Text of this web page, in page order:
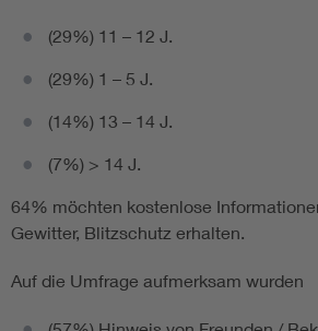
(29%) 11 – 12 J.
(29%) 1 – 5 J.
(14%) 13 – 14 J.
(7%) > 14 J.
64% möchten kostenlose
Gewitter, Blitzschutz erhalten.
Auf die Umfrage aufmerksam wurden